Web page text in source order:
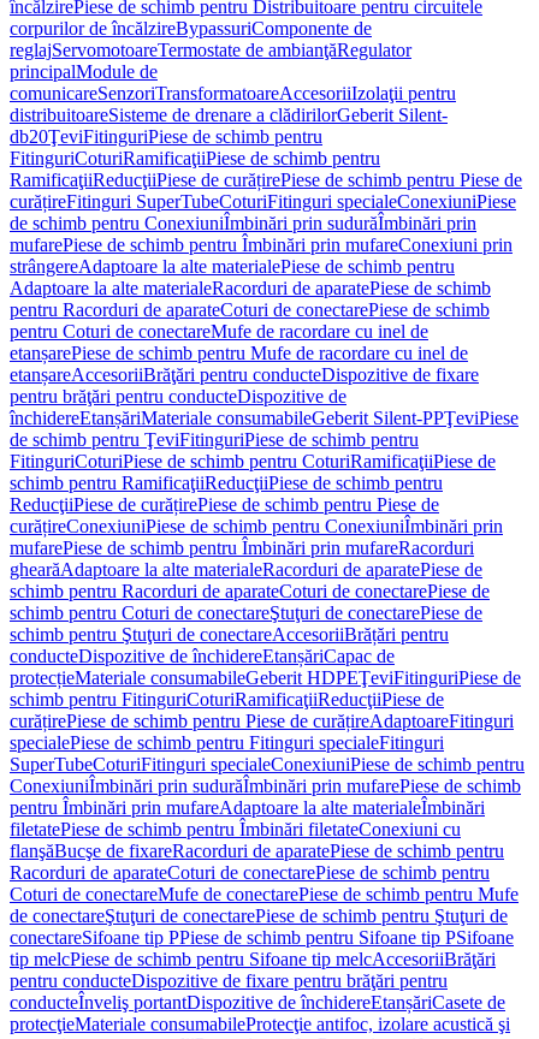
încălzirePiese de schimb pentru Distribuitoare pentru circuitele
corpurilor de încălzireBypassuriComponente de
reglajServomotoareTermostate de ambianţăRegulator
principalModule de
comunicareSenzoriTransformatoareAccesoriiIzolaţii pentru
distribuitoareSisteme de drenare a clădirilorGeberit Silent-
db20ŢeviFitinguriPiese de schimb pentru
FitinguriCoturiRamificaţiiPiese de schimb pentru
RamificaţiiReducţiiPiese de curățirePiese de schimb pentru Piese de
curățireFitinguri SuperTubeCoturiFitinguri specialeConexiuniPiese
de schimb pentru ConexiuniÎmbinări prin sudurăÎmbinări prin
mufarePiese de schimb pentru Îmbinări prin mufareConexiuni prin
strângereAdaptoare la alte materialePiese de schimb pentru
Adaptoare la alte materialeRacorduri de aparatePiese de schimb
pentru Racorduri de aparateCoturi de conectarePiese de schimb
pentru Coturi de conectareMufe de racordare cu inel de
etanșarePiese de schimb pentru Mufe de racordare cu inel de
etanșareAccesoriiBrăţări pentru conducteDispozitive de fixare
pentru brăţări pentru conducteDispozitive de
închidereEtanșăriMateriale consumabileGeberit Silent-PPŢeviPiese
de schimb pentru ŢeviFitinguriPiese de schimb pentru
FitinguriCoturiPiese de schimb pentru CoturiRamificaţiiPiese de
schimb pentru RamificaţiiReducţiiPiese de schimb pentru
ReducţiiPiese de curățirePiese de schimb pentru Piese de
curățireConexiuniPiese de schimb pentru ConexiuniÎmbinări prin
mufarePiese de schimb pentru Îmbinări prin mufareRacorduri
ghearăAdaptoare la alte materialeRacorduri de aparatePiese de
schimb pentru Racorduri de aparateCoturi de conectarePiese de
schimb pentru Coturi de conectareŞtuţuri de conectarePiese de
schimb pentru Ştuţuri de conectareAccesoriiBrățări pentru
conducteDispozitive de închidereEtanșăriCapac de
protecțieMateriale consumabileGeberit HDPEŢeviFitinguriPiese de
schimb pentru FitinguriCoturiRamificaţiiReducţiiPiese de
curățirePiese de schimb pentru Piese de curățireAdaptoareFitinguri
specialePiese de schimb pentru Fitinguri specialeFitinguri
SuperTubeCoturiFitinguri specialeConexiuniPiese de schimb pentru
ConexiuniÎmbinări prin sudurăÎmbinări prin mufarePiese de schimb
pentru Îmbinări prin mufareAdaptoare la alte materialeÎmbinări
filetatePiese de schimb pentru Îmbinări filetateConexiuni cu
flanşăBucşe de fixareRacorduri de aparatePiese de schimb pentru
Racorduri de aparateCoturi de conectarePiese de schimb pentru
Coturi de conectareMufe de conectarePiese de schimb pentru Mufe
de conectareŞtuţuri de conectarePiese de schimb pentru Ştuţuri de
conectareSifoane tip PPiese de schimb pentru Sifoane tip PSifoane
tip melcPiese de schimb pentru Sifoane tip melcAccesoriiBrăţări
pentru conducteDispozitive de fixare pentru brăţări pentru
conducteÎnveliş portantDispozitive de închidereEtanșăriCasete de
protecţieMateriale consumabileProtecţie antifoc, izolare acustică şi